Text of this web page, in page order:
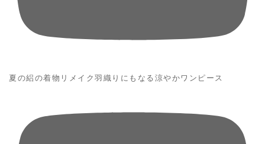
夏の絽の着物リメイク羽織りにもなる涼やかワンピース